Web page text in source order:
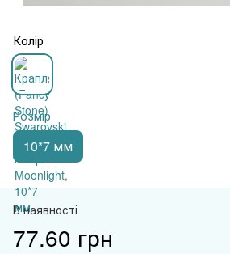
Колір
Розмір
10*7 мм
В наявності
77.60 грн